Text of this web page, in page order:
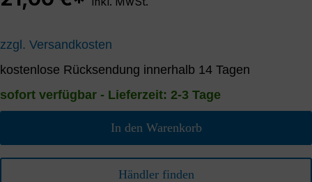
zzgl. Versandkosten
kostenlose Rücksendung innerhalb 14 Tagen
sofort verfügbar - Lieferzeit: 2-3 Tage
In den Warenkorb
Händler finden